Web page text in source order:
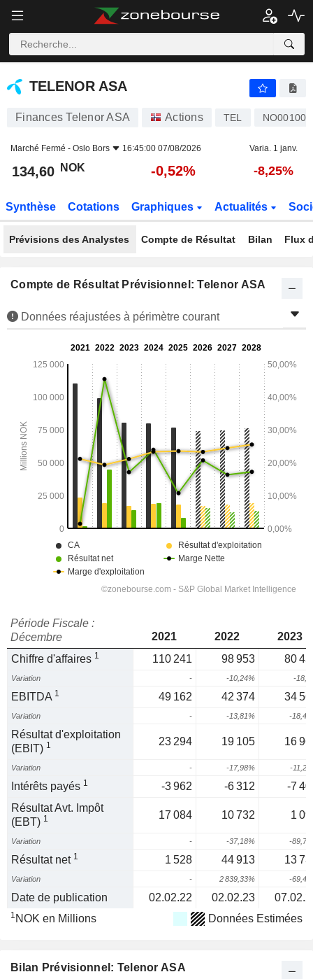
TELENOR ASA
TELENOR ASA
Finances Telenor ASA Actions TEL
Marché Fermé - Oslo Bors 16:45:00 07/08/2026 Varia. 1 janv.
134,60 NOK -0,52% -8,25%
Synthèse Cotations Graphiques Actualités
Prévisions des Analystes Compte de Résultat Bilan Flux
Compte de Résultat Prévisionnel: Telenor ASA
Données réajustées à périmètre courant
Période Fiscale :
Décembre
2021 2022
2023
Chiffre d'affaires 1 110 241 98 953 80
Variation - -10,24% -
EBITDA 1 49 162 42 374 34
Variation - -13,81% -
Résultat d'exploitation
(EBIT) 1 23 294 19 105 16
Variation - -17,98% -
Intérêts payés 1 -3 962 -6 312
-7
Résultat Avt. Impôt
(EBT) 1 17 084 10 732 1
Variation - -37,18% -
Résultat net 1 1 528 44 913 13
Variation - 2 839,33% -
Date de publication 02.02.22 02.02.23
1 NOK en Millions Données Estimées
Bilan Prévisionnel: Telenor ASA